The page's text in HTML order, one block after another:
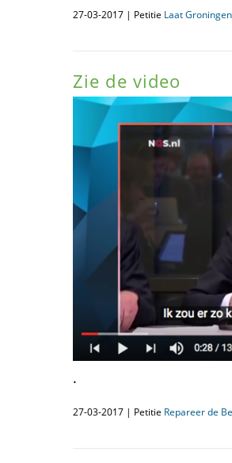
27-03-2017 | Petitie Laat
Zie de video
.
27-03-2017 | Petitie Repareer de